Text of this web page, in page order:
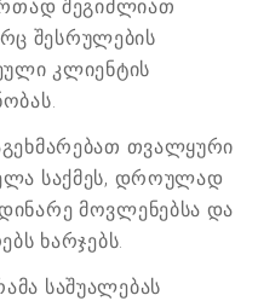
შეგიძლიათ
შესრულების
კლიენტის
თვალყური
საქმეს, დროულად
მოვლენებსა და
ხარჯებს.
საშუალებას